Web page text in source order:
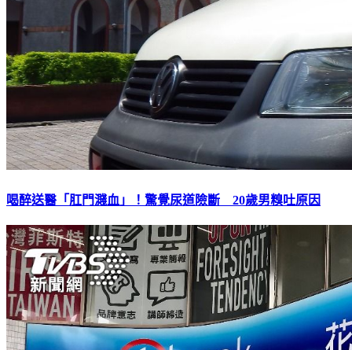
喝醉送醫「肛門濺血」！驚覺尿道險斷 20歲男糗吐原因